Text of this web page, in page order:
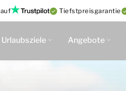
auf Tiefstpreisgarantie
Urlaubsziele Angebote